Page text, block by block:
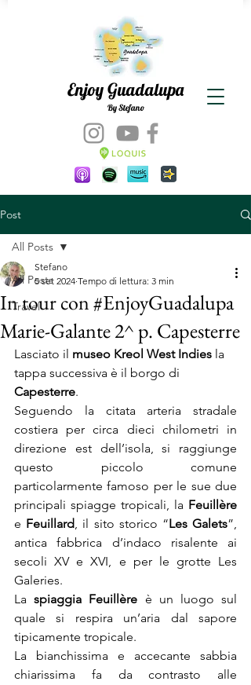
Enjoy Guadalupa
By Stefano
Post
All Posts
Travel
All Posts
In tour con #EnjoyGuadalupa
Marie-Galante 2^ p. Capesterre
Stefano
5 set 2024 Tempo di lettura: 3 min
Lasciato il museo Kreol West Indies la
tappa successiva è il borgo di
Capesterre.
Seguendo la citata arteria stradale
costiera per circa dieci chilometri in
direzione est dell’isola, si raggiunge
questo piccolo comune
particolarmente famoso per le sue due
principali spiagge tropicali, la
e Feuillard, il sito storico “Les Galets”,
antica fabbrica d’indaco risalente ai
secoli XV e XVI, e per le grotte Les
Galeries.
La spiaggia Feuillère è un luogo sul
quale si respira un’aria dal sapore
tipicamente tropicale.
La bianchissima e accecante sabbia
chiarissima fa da contrasto alle